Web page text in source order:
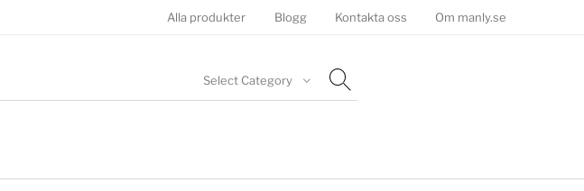
Alla produkter Blogg Kontakta oss Om manly.se
Select Category